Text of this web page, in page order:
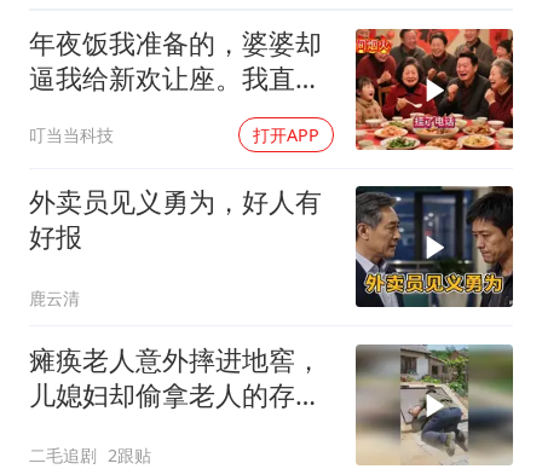
年夜饭我准备的，婆婆却
逼我给新欢让座。我直接
离开，半小时后全家哭着
求我回去
叮当当科技 打开APP
外卖员见义勇为，好人有
好报
鹿云清
瘫痪老人意外摔进地窖，
儿媳妇却偷拿老人的存折
二毛追剧 2跟贴